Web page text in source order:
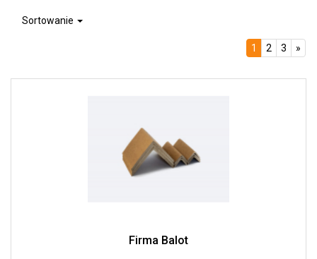
Sortowanie
1 2 3 »
Firma Balot